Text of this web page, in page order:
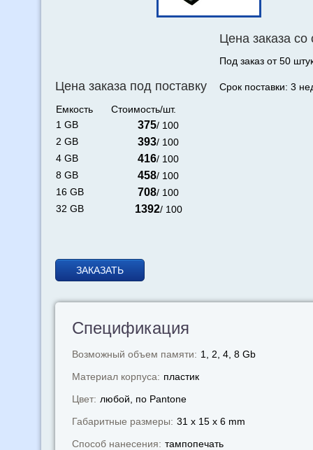
Цена заказа под поставку
Емкость
Стоимость/шт.
1 GB
375/ 100
2 GB
393/ 100
4 GB
416/ 100
8 GB
458/ 100
16 GB
708/ 100
32 GB
1392/ 100
Цена заказа со
Под заказ от 50
Срок поставки: 3
ЗАКАЗАТЬ
Спецификация
Возможный объем памяти: 1, 2, 4, 8 Gb
Материал корпуса: пластик
Цвет: любой, по Pantone
Габаритные размеры: 31 x 15 x 6 mm
Способ нанесения: тампопечать